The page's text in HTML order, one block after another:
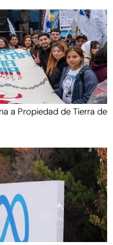
a Propiedad de Tierra de